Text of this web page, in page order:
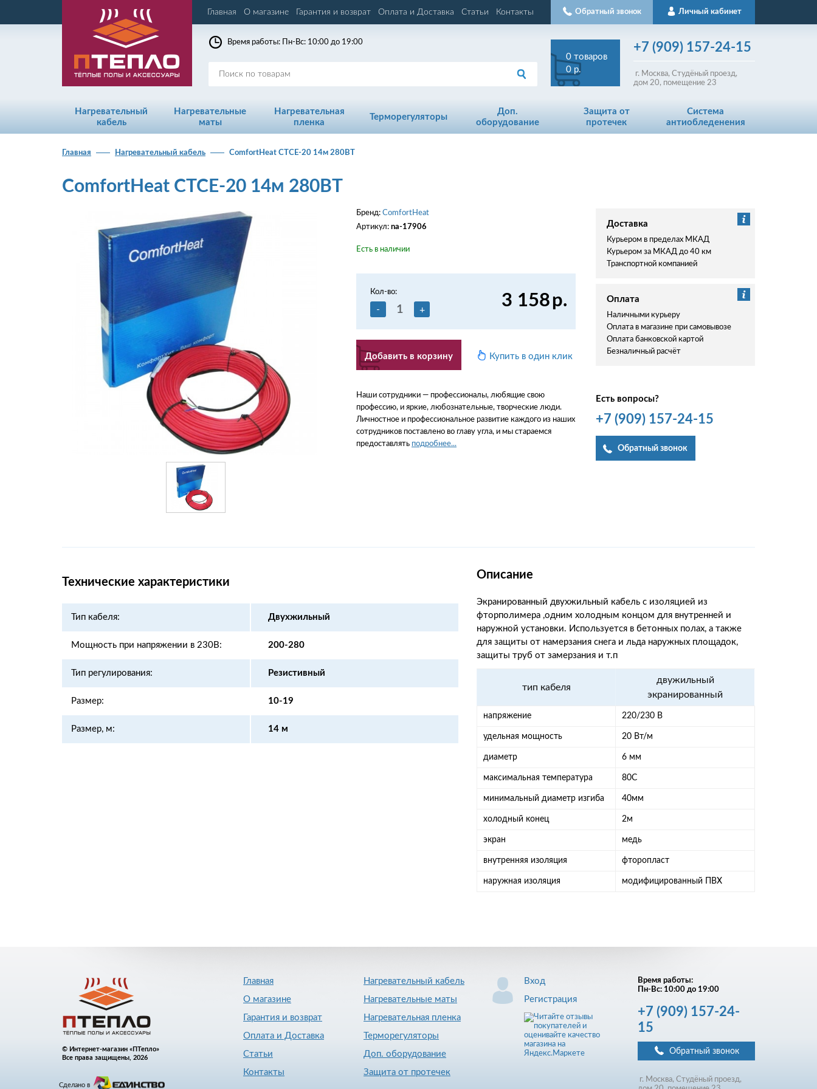
Главная О магазине Гарантия и возврат Оплата и Доставка Статьи Контакты Личный кабинет
Обратный звонок
+7 (909) 157-24-15
г. Москва, Студёный проезд,
дом 20, помещение 23
0 товаров
0 р.
Время работы: Пн-Вс: 10:00 до 19:00
Нагревательный
кабель
Нагревательные
маты
Нагревательная
пленка
Терморегуляторы
Доп.
оборудование
Защита от
протечек
Система
антиобледенения
Главная Нагревательный кабель ComfortHeat CTCE-20 14м 280ВТ
ComfortHeat CTCE-20 14м 280ВТ
Бренд: ComfortHeat
Артикул: na-17906
Есть в наличии
Кол-во:
- +
Добавить в корзину
3 158р.
Купить в один клик
Наши сотрудники — профессионалы, любящие свою
профессию, и яркие, любознательные, творческие люди.
Личностное и профессиональное развитие каждого из наших
сотрудников поставлено во главу угла, и мы стараемся
предоставлять подробнее...
Доставка
Курьером в пределах МКАД
Курьером за МКАД до 40 км
Транспортной компанией
Оплата
Наличными курьеру
Оплата в магазине при самовывозе
Оплата банковской картой
Безналичный расчёт
Есть вопросы?
+7 (909)157-24-15
Обратный звонок
Технические характеристики
Тип кабеля: Двухжильный
Мощность при напряжении в 230В: 200-280
Тип регулирования: Резистивный
Размер: 10-19
Размер, м: 14 м
Описание
Экранированный двухжильный кабель с изоляцией из
фторполимера ,одним холодным концом для внутренней и
наружной установки. Используется в бетонных полах, а также
для защиты от намерзания снега и льда наружных площадок,
защиты труб от замерзания и т.п
тип кабеля
двужильный
экранированный
напряжение 220/230 В
удельная мощность 20 Вт/м
диаметр 6 мм
максимальная температура 80С
минимальный диаметр изгиба 40мм
холодный конец 2м
экран медь
внутренняя изоляция фторопласт
наружная изоляция модифицированный ПВХ
© Интернет-магазин «ПТепло»
Все права защищены, 2026
Главная
О магазине
Гарантия и возврат
Оплата и Доставка
Статьи
Контакты
Нагревательный кабель
Нагревательные маты
Нагревательная пленка
Терморегуляторы
Доп. оборудование
Защита от протечек
Вход
Регистрация
Время работы:
Пн-Вс: 10:00 до 19:00
+7 (909) 157-24-
15
Обратный звонок
г. Москва, Студёный проезд,
Сделано в